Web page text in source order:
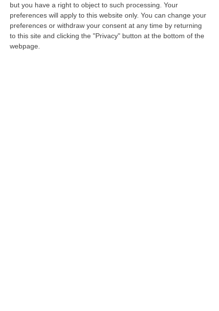
but you have a right to object to such processing. Your
preferences will apply to this website only. You can change your
preferences or withdraw your consent at any time by returning
to this site and clicking the "Privacy" button at the bottom of the
webpage.